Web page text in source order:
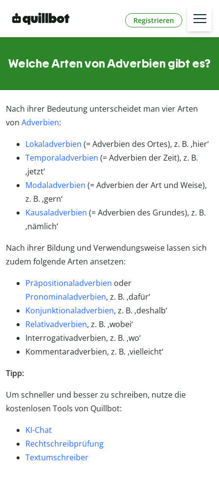
Registrieren
Welche Arten von Adverbien gibt es?
Nach ihrer Bedeutung unterscheidet man vier Arten
von Adverbien:
Lokaladverbien (= Adverbien des Ortes), z. B. ‚hier‘
Temporaladverbien (= Adverbien der Zeit), z. B.
‚jetzt‘
Modaladverbien (= Adverbien der Art und Weise),
z. B. ‚gern‘
Kausaladverbien (= Adverbien des Grundes), z. B.
‚nämlich‘
Nach ihrer Bildung und Verwendungsweise lassen sich
zudem folgende Arten ansetzen:
Präpositionaladverbien oder
Pronominaladverbien, z. B. ‚dafür‘
Konjunktionaladverbien, z. B. ‚deshalb‘
Relativadverbien, z. B. ‚wobei‘
Interrogativadverbien, z. B. ‚wo‘
Kommentaradverbien, z. B. ‚vielleicht‘
Tipp:
Um schneller und besser zu schreiben, nutze die
kostenlosen Tools von Quillbot:
KI-Chat
Rechtschreibprüfung
Textumschreiber